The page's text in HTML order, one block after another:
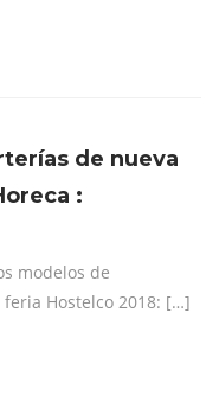
de nueva
:
modelos de
Hostelco 2018: […]